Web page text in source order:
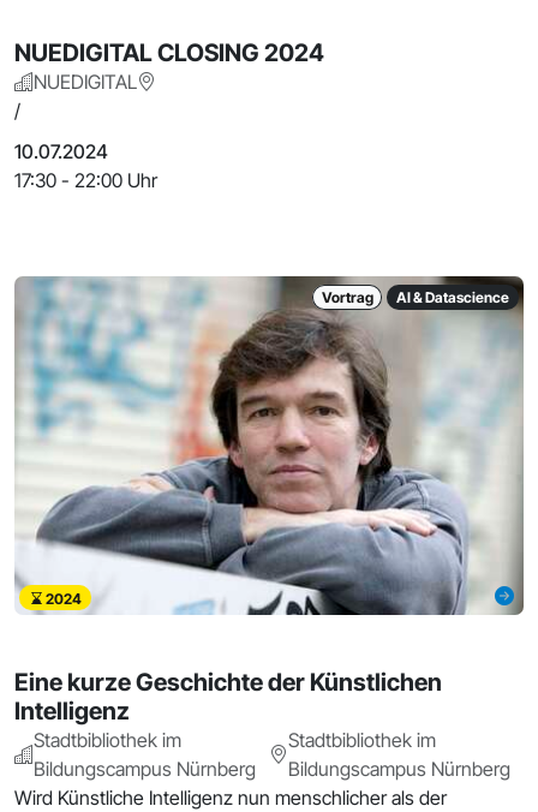
NUEDIGITAL CLOSING 2024
NUEDIGITAL
/
10.07.2024
17:30 - 22:00 Uhr
Vortrag AI & Datascience
2024
Eine kurze Geschichte der Künstlichen
Intelligenz
Stadtbibliothek im
Bildungscampus Nürnberg
Stadtbibliothek im
Bildungscampus Nürnberg
Wird Künstliche Intelligenz nun menschlicher als der